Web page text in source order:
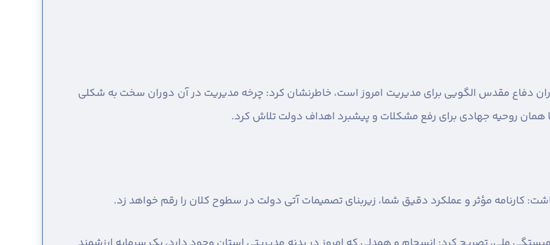
دفاع مقدس الگویی برای مدیریت امروز است، خاطرنشان کرد: چرخه مدیریت در آن دوران سخت به شکلی
همان روحیه جهادی برای رفع مشکلات و پیشبرد اهداف دولت تلاش کرد.
کارنامه مؤثر و عملکرد دقیق شما، زیربنای تصمیمات آتی دولت در سطوح کلان را رقم خواهد زد.